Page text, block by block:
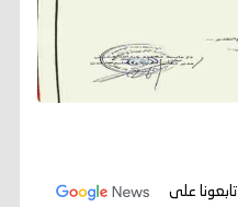
تابعونا على